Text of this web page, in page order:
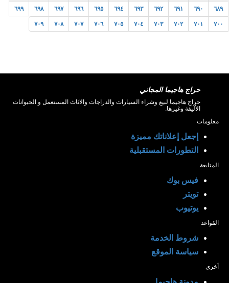
٦٨٩ ٦٩٠ ٦٩١ ٦٩٢ ٦٩٣ ٦٩٤ ٦٩٥ ٦٩٦ ٦٩٧ ٦٩٨ ٦٩٩
٧٠٠ ٧٠١ ٧٠٢ ٧٠٣ ٧٠٤ ٧٠٥ ٧٠٦ ٧٠٧ ٧٠٨ ٧٠٩
حراج هاجيما المجاني
حراج هاجيما لبيع وشراء السيارات والدراجات والاثاث المستعمل و الحيوانات
الأليفة وغيرها.
معلومات
إجعل إعلاناتك مميزة
التطورات المستقبلية
المتابعة
فيس بوك
تويتر
يوتيوب
القواعد
شروط الخدمة
سياسة الموقع
أخرى